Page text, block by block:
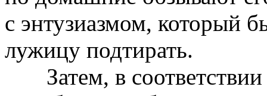
с энтузиазмом, который
лужицу подтирать.
Затем, в соответствии